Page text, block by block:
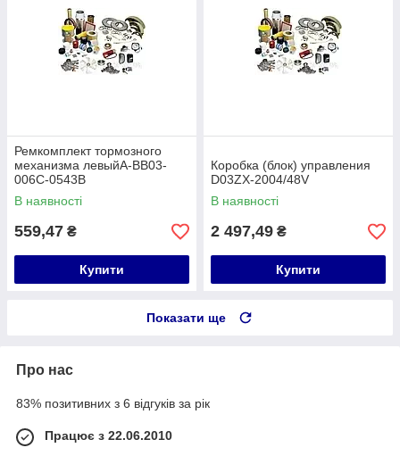
Ремкомплект тормозного
механизма левыйA-BB03-
006C-0543B
В наявності
559,47 ₴
Купити
Коробка (блок) управления
D03ZX-2004/48V
В наявності
2 497,49 ₴
Купити
Показати ще
Про нас
83% позитивних з 6 відгуків за рік
Працює з 22.06.2010